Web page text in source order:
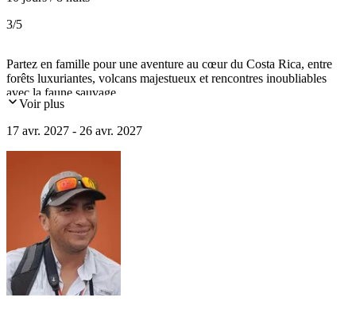
3/5
Partez en famille pour une aventure au cœur du Costa Rica, entre
forêts luxuriantes, volcans majestueux et rencontres inoubliables
avec la faune sauvage.
Voir plus
17 avr. 2027 - 26 avr. 2027